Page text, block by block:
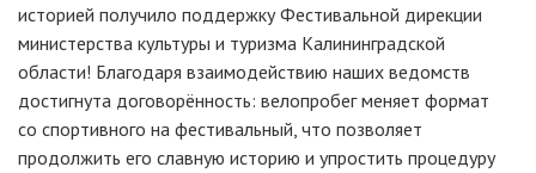
историей получило поддержку Фестивальной дирекции
министерства культуры и туризма Калининградской
области! Благодаря взаимодействию наших ведомств
достигнута договорённость: велопробег меняет формат
со спортивного на фестивальный, что позволяет
продолжить его славную историю и упростить процедуру